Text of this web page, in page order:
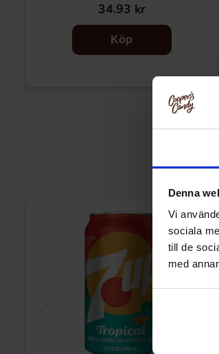
Denna
Vi
sociala
till de
med
34.93 kr
Köp